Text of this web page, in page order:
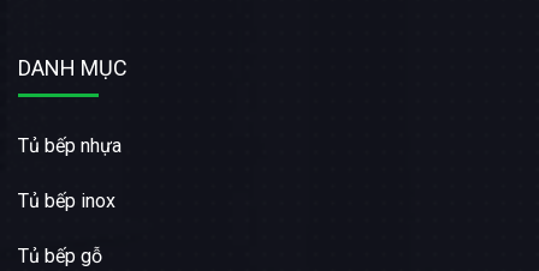
DANH MỤC
Tủ bếp nhựa
Tủ bếp inox
Tủ bếp gỗ